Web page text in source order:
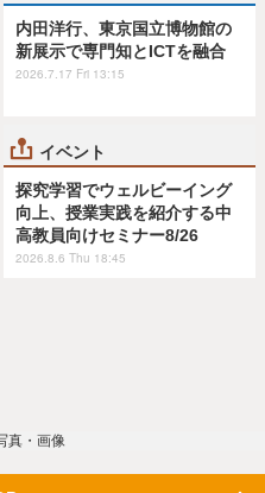
内田洋行、東京国立博物館の
新展示で専門知とICTを融合
2026.7.17 Fri 13:15
イベント
探究学習でウェルビーイング
向上、授業実践を紹介する中
高教員向けセミナー8/26
2026.8.6 Thu 18:45
真・画像